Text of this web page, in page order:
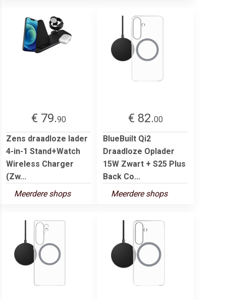
€ 79.90
Zens draadloze lader
4-in-1 Stand+Watch
Wireless Charger
(Zw...
Meerdere shops
€ 82.00
BlueBuilt Qi2
Draadloze Oplader
15W Zwart + S25 Plus
Back Co...
Meerdere shops